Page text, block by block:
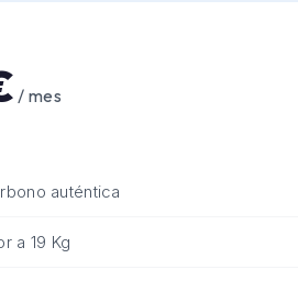
/ mes
auténtica
a 19 Kg